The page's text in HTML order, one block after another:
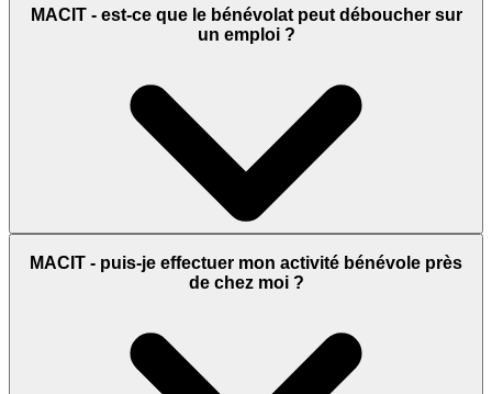
MACIT - est-ce que le bénévolat peut déboucher sur
un emploi ?
MACIT - puis-je effectuer mon activité bénévole près
de chez moi ?